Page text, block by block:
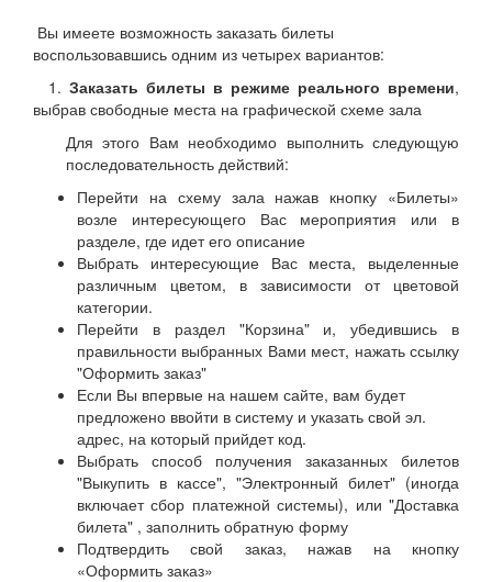
Вы имеете возможность заказать билеты
воспользовавшись одним из четырех вариантов:
1. Заказать билеты в режиме реального времени,
выбрав свободные места на графической схеме зала
Для этого Вам необходимо выполнить следующую
последовательность действий:
Перейти на схему зала нажав кнопку «Билеты»
возле интересующего Вас мероприятия или в
разделе, где идет его описание
Выбрать интересующие Вас места, выделенные
различным цветом, в зависимости от цветовой
категории.
Перейти в раздел "Корзина" и, убедившись в
правильности выбранных Вами мест, нажать ссылку
"Оформить заказ"
Если Вы впервые на нашем сайте, вам будет
предложено ввойти в систему и указать свой эл.
адрес, на который прийдет код.
Выбрать способ получения заказанных билетов
"Выкупить в кассе", "Электронный билет" (иногда
включает сбор платежной системы), или "Доставка
билета" , заполнить обратную форму
Подтвердить свой заказ, нажав на кнопку
«Оформить заказ»